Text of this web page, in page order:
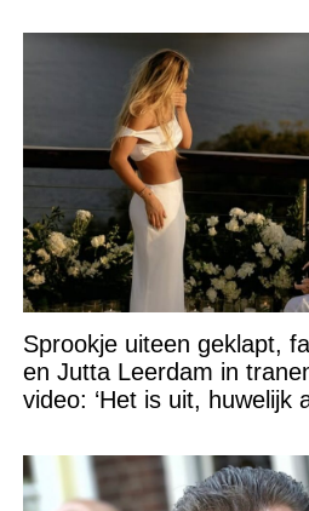
Sprookje uiteen geklapt,
en Jutta Leerdam in
video: ‘Het is uit, huwelijk